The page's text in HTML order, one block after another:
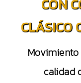
CON
CLÁSICO
calidad